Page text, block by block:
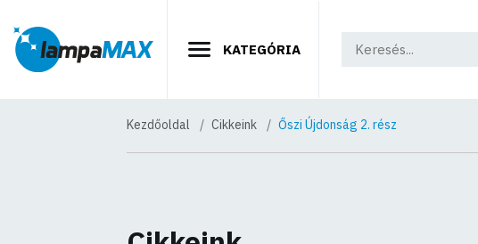
KATEGÓRIA
Kezdőoldal Cikkeink Őszi Újdonság 2. rész